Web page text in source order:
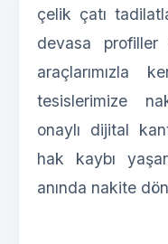
çelik çatı
devasa profiller
araçlarımızla
tesislerimize
onaylı dijital
hak kaybı
anında nakite